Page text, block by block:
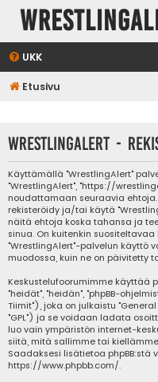
UKK
Etusivu
WrestlingAlert -
Käyttämällä "WrestlingAlert"
"WrestlingAlert", "https://
noudattamaan seuraavia
rekisteröidy ja/tai käytä
näitä ehtoja koska tahansa ja
sinua. On kuitenkin
"WrestlingAlert"-palvelun käyttö
muodossa, kuin ne on päivitetty
Keskustelufoorumimme käyttää
"heidät", "heidän", "phpBB-
Tiimit"), joka on julkaistu "
"GPL") ja se voidaan ladata
luo vain ympäristön internet-
siitä, mitä sallimme tai
Saadaksesi lisätietoa phpBB:stä
https://www.phpbb.com/.